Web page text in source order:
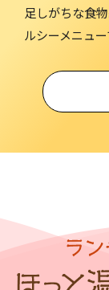
足しがちな食
ルシーメニュー